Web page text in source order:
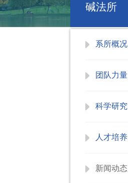
碱法所
系所概况
团队力量
科学研究
人才培养
新闻动态